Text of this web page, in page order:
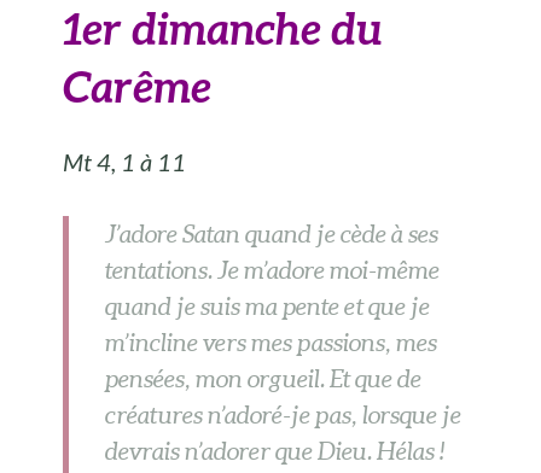
1er dimanche du
Carême
Mt 4, 1 à 11
J’adore Satan quand je cède à ses
tentations. Je m’adore moi-même
quand je suis ma pente et que je
m’incline vers mes passions, mes
pensées, mon orgueil. Et que de
créatures n’adoré-je pas, lorsque je
devrais n’adorer que Dieu. Hélas !